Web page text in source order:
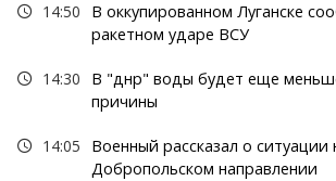
14:50
В оккупированном Луганске
ракетном ударе ВСУ
14:30
В "днр" воды будет еще
причины
14:05
Военный рассказал о ситуации
Добропольском направлении